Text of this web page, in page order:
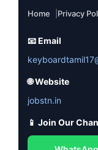
Home Privacy
📧 Email
🌐 Website
jobstn.in
📱 Join Our